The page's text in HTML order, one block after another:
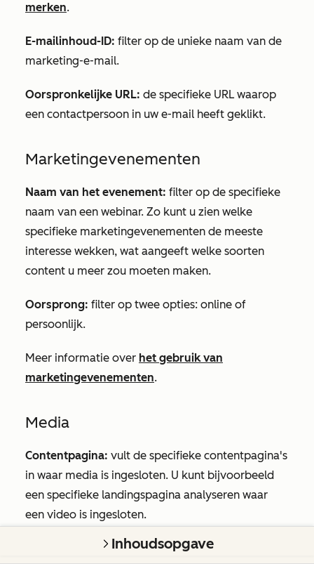
merken.
E-mailinhoud-ID: filter op de unieke naam van de
marketing-e-mail.
Oorspronkelijke URL: de specifieke URL waarop
een contactpersoon in uw e-mail heeft geklikt.
Marketingevenementen
Naam van het evenement: filter op de specifieke
naam van een webinar. Zo kunt u zien welke
specifieke marketingevenementen de meeste
interesse wekken, wat aangeeft welke soorten
content u meer zou moeten maken.
Oorsprong: filter op twee opties: online of
persoonlijk.
Meer informatie over het gebruik van
marketingevenementen.
Media
Contentpagina: vult de specifieke contentpagina's
in waar media is ingesloten. U kunt bijvoorbeeld
een specifieke landingspagina analyseren waar
een video is ingesloten.
Vergaderingen
Inhoudsopgave